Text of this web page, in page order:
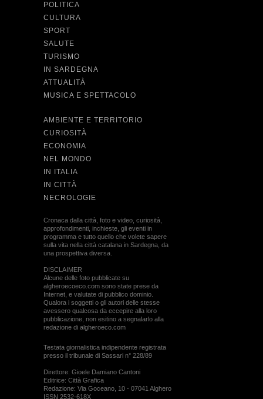
POLITICA
CULTURA
SPORT
SALUTE
TURISMO
IN SARDEGNA
ATTUALITÀ
MUSICA E SPETTACOLO
AMBIENTE E TERRITORIO
CURIOSITÀ
ECONOMIA
NEL MONDO
IN ITALIA
IN CITTÀ
NECROLOGIE
Cronaca dalla città, foto e video, curiosità,
approfondimenti, inchieste, gli eventi in
programma e tutto quello che volete sapere
sulla vita nella città catalana in Sardegna, da
una prospettiva diversa.
DISCLAIMER
Alcune delle foto pubblicate su
algheroecoeco.com sono state prese da
Internet, e valutate di pubblico dominio.
Qualora i soggetti o gli autori delle stesse
avessero qualcosa da eccepire alla loro
pubblicazione, non esitino a segnalarlo alla
redazione di algheroeco.com
Testata giornalistica indipendente registrata
presso il tribunale di Sassari n° 228/89
Direttore: Gioele Damiano Cantoni
Editrice: Città Grafica
Redazione: Via Goceano, 10 - 07041 Alghero
ISSN 2532-618X